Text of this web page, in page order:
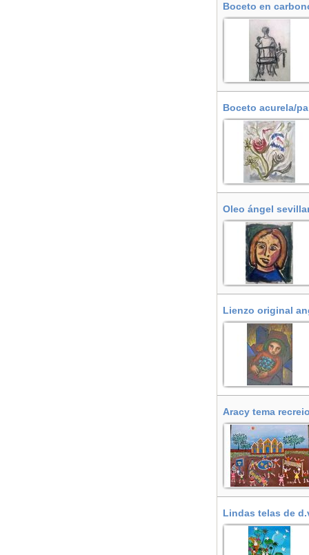
Boceto en
Boceto acurela/
Oleo ángel
Lienzo original
Aracy tema
Lindas telas de